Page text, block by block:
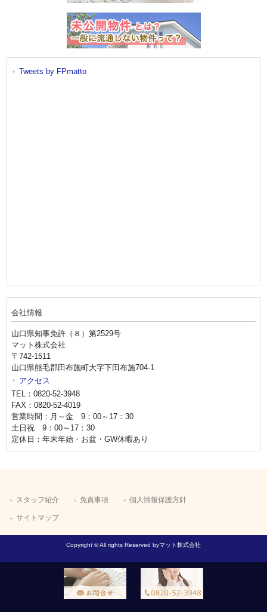
Tweets by FPmatto
会社情報
山口県知事免許（８）第2529号
マット株式会社
〒742-1511
山口県熊毛郡田布施町大字下田布施704-1
アクセス
TEL：0820-52-3948
FAX：0820-52-4019
営業時間：月～金 9：00～17：30
土日祝 9：00～17：30
定休日：年末年始・お盆・GW休暇あり
スタッフ紹介 免責事項 個人情報保護方針
サイトマップ
Copyright © All rights Reserved byマット株式会社